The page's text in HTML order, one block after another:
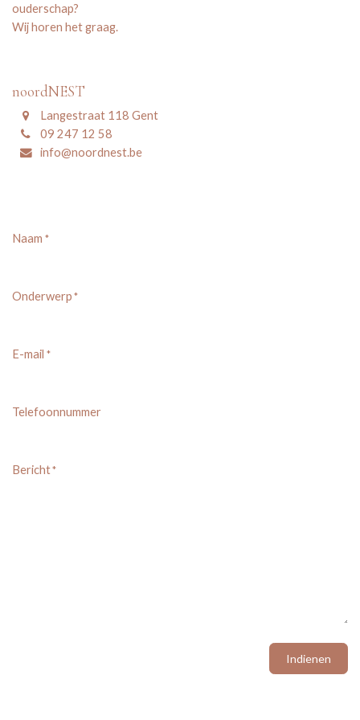
ouderschap?
Wij horen het graag.
noordNEST
Langestraat 118 Gent
09 247 12 58
info@noordnest.be
Naam *
Onderwerp *
E-mail *
Telefoonnummer
Bericht*
Indienen